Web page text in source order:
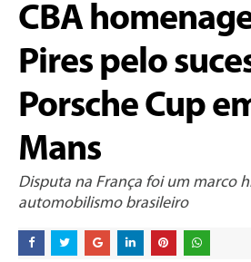
CBA
Pires pelo
Porsche Cup
Mans
Disputa na França foi um marco
automobilismo brasileiro